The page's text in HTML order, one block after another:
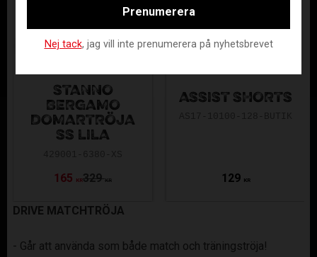
STANNO
BERGAMO
DOMARTRÖJA
SS LILA
165 KR329 KR
ASSIST SHORTS
129 KR
DRIVE MATCHTRÖJA
- Går att använda som både match och träningströja!
Prenumerera
Nej tack, jag vill inte prenumerera på nyhetsbrevet